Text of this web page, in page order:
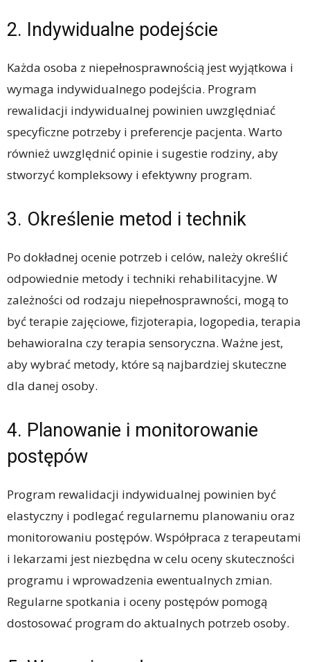
2. Indywidualne podejście
Każda osoba z niepełnosprawnością jest wyjątkowa i
wymaga indywidualnego podejścia. Program
rewalidacji indywidualnej powinien uwzględniać
specyficzne potrzeby i preferencje pacjenta. Warto
również uwzględnić opinie i sugestie rodziny, aby
stworzyć kompleksowy i efektywny program.
3. Określenie metod i technik
Po dokładnej ocenie potrzeb i celów, należy określić
odpowiednie metody i techniki rehabilitacyjne. W
zależności od rodzaju niepełnosprawności, mogą to
być terapie zajęciowe, fizjoterapia, logopedia, terapia
behawioralna czy terapia sensoryczna. Ważne jest,
aby wybrać metody, które są najbardziej skuteczne
dla danej osoby.
4. Planowanie i monitorowanie
postępów
Program rewalidacji indywidualnej powinien być
elastyczny i podlegać regularnemu planowaniu oraz
monitorowaniu postępów. Współpraca z terapeutami
i lekarzami jest niezbędna w celu oceny skuteczności
programu i wprowadzenia ewentualnych zmian.
Regularne spotkania i oceny postępów pomogą
dostosować program do aktualnych potrzeb osoby.